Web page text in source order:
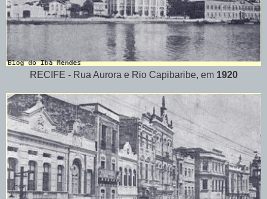
RECIFE - Rua Aurora e Rio Capibaribe, em 1920